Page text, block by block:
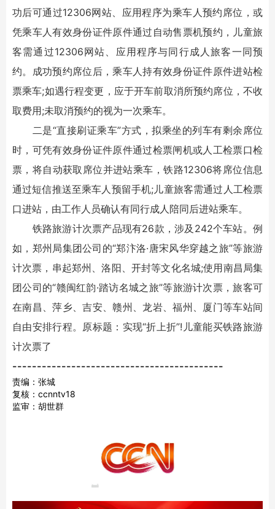
功后可通过12306网站、应用程序为乘车人预约席位，或
凭乘车人有效身份证件原件通过自动售票机预约，儿童旅
客需通过12306网站、应用程序与同行成人旅客一同预
约。成功预约席位后，乘车人持有效身份证件原件进站检
票乘车;如遇行程变更，应于开车前取消所预约席位，不收
取费用;未取消预约的视为一次乘车。
二是“直接刷证乘车”方式，拟乘坐的列车有剩余席位
时，可凭有效身份证件原件通过检票闸机或人工检票口检
票，将自动获取席位并进站乘车，铁路12306将席位信息
通过短信推送至乘车人预留手机;儿童旅客需通过人工检票
口进站，由工作人员确认有同行成人陪同后进站乘车。
铁路旅游计次票产品现有26款，涉及242个车站。例
如，郑州局集团公司的“郑汴洛·唐宋风华穿越之旅”等旅游
计次票，串起郑州、洛阳、开封等文化名城;使用南昌局集
团公司的“赣闽红韵·踏访名城之旅”等旅游计次票，旅客可
在南昌、萍乡、吉安、赣州、龙岩、福州、厦门等车站间
自由安排行程。原标题：实现“折上折”!儿童能买铁路旅游
计次票了
-------------------------------------------
责编：张城
复核：ccnntv18
监审：胡世群